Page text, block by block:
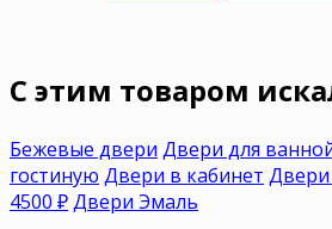
C этим товаром
Бежевые двери Двери для
гостиную Двери в кабинет
4500 ₽Двери Эмаль